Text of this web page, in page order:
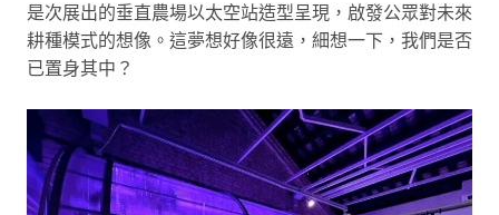
是次展出的垂直農場以太空站造型呈現，啟發公眾對未來
耕種模式的想像。這夢想好像很遠，細想一下，我們是否
已置身其中？